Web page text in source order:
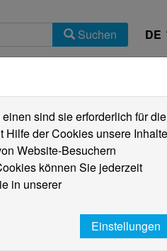
Suchen
sind sie erforderlich für die
Hilfe der Cookies unsere Inhalte
Website-Besuchern
können Sie jederzeit
in unserer
Einstellungen